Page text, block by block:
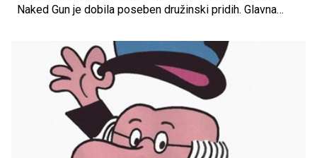
Naked Gun je dobila poseben družinski pridih. Glavna
dogodka udeležila v spremstvu svojih odraslih sinov – in
skupaj so ukradli vso pozornost.